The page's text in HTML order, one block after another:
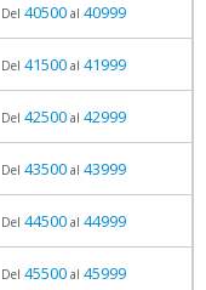
Del 40500al 40999
Del 41500al 41999
Del 42500al 42999
Del 43500al 43999
Del 44500al 44999
Del 45500al 45999